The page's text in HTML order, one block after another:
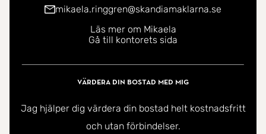
mikaela.ringgren@skandiamaklarna.se
Läs mer om Mikaela
Gå till kontorets sida
Värdera din bostad med mig
Jag hjälper dig värdera din bostad helt kostnadsfritt
och utan förbindelser.